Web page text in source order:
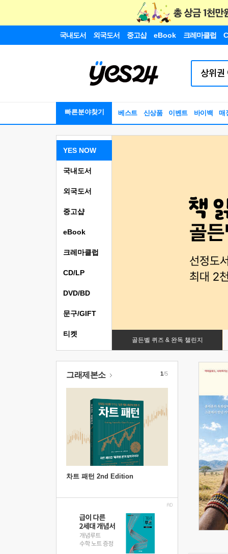
국내도서 외국도서 중고샵 eBook 크레마클럽
빠른분야찾기 베스트 신상품 이벤트 바이백 매
YES NOW
골든벨 퀴즈 & 완독 챌린지
국내도서
외국도서
중고샵
eBook
크레마클럽
CD/LP
DVD/BD
문구/GIFT
티켓
그래제본소
차트 패턴 2nd Edition
1/5